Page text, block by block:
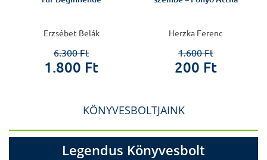
Erzsébet Belák
6.300 Ft
1.800 Ft
Herzka Ferenc
1.600 Ft
200 Ft
KÖNYVESBOLTJAINK
Legendus Könyvesbolt